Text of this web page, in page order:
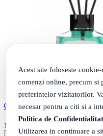
Acest site foloseste
comenzi online, precum si
preferintelor vizitatorilor.
necesar pentru a citi si a
Politica de
Utilizarea in continuare a
Odorizant de camera Melek
16 26